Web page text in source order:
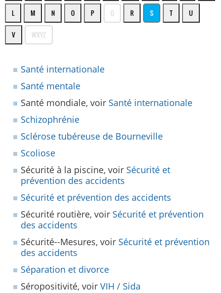
L M N O P Q R S T U
V WXYZ
Santé internationale
Santé mentale
Santé mondiale, voir Santé internationale
Schizophrénie
Sclérose tubéreuse de Bourneville
Scoliose
Sécurité à la piscine, voir Sécurité et
prévention des accidents
Sécurité et prévention des accidents
Sécurité routière, voir Sécurité et prévention
des accidents
Sécurité--Mesures, voir Sécurité et prévention
des accidents
Séparation et divorce
Séropositivité, voir VIH / Sida